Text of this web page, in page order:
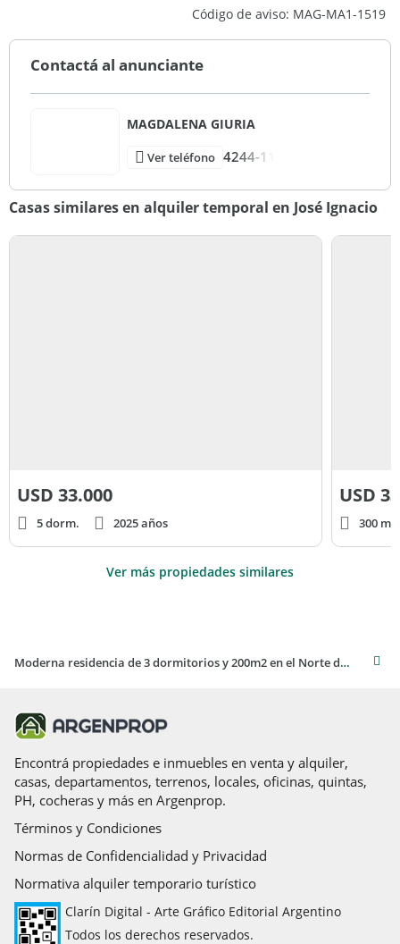
900 m2
Código de aviso: MAG-MA1-1519
Contactá al anunciante
MAGDALENA GIURIA
Ver teléfono 4244-11
Casas similares en alquiler temporal en José Ignacio
USD 33.000
5 dorm. 2025 años
USD
300
Ver más propiedades similares
Moderna residencia de 3 dormitorios y 200m2 en el Norte de José Ignacio, disponible para alquiler
Encontrá propiedades e inmuebles en venta y alquiler,
casas, departamentos, terrenos, locales, oficinas, quintas,
PH, cocheras y más en Argenprop.
Términos y Condiciones
Normas de Confidencialidad y Privacidad
Normativa alquiler temporario turístico
Clarín Digital - Arte Gráfico Editorial Argentino
Todos los derechos reservados.